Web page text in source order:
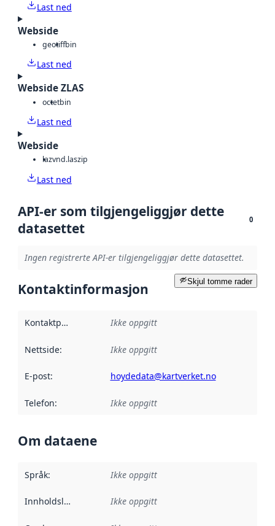
Last ned
Webside
geotiffbin
Last ned
Webside ZLAS
octetbin
Last ned
Webside
lazvnd.laszip
Last ned
API-er som tilgjengeliggjør dette
datasettet
0
Ingen registrerte API-er tilgjengeliggjør dette datasettet.
Skjul tomme rader
Kontaktinformasjon
Kontaktpunkt Ikke oppgitt
Nettside: Ikke oppgitt
E-post: hoydedata@kartverket.no
Telefon: Ikke oppgitt
Om dataene
Språk: Ikke oppgitt
Innholdsleverandører :
Ikke oppgitt